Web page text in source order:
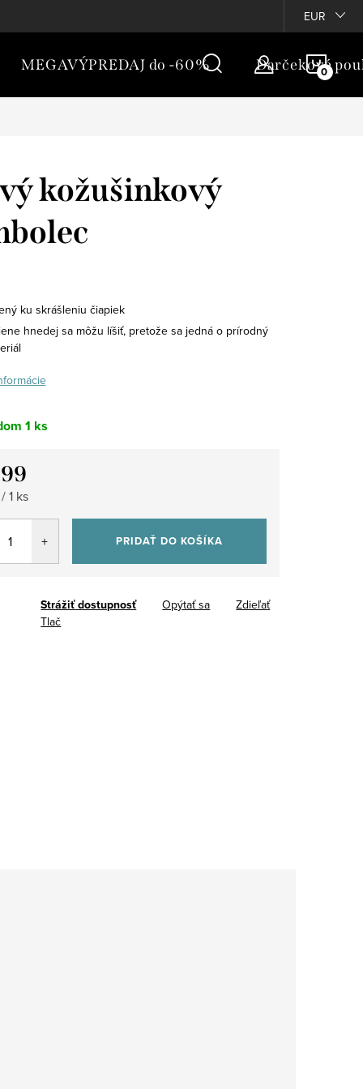
EUR
MEGAVÝPREDAJ do -60% Darčekové
kožušinkový
ku skrášleniu čiapiek
hnedej sa môžu líšiť, pretože sa jedná o prírodný
1 ks
1 ks
PRIDAŤ DO KOŠÍKA
Tlač
Opýtať sa
Strážiť Zdieľať